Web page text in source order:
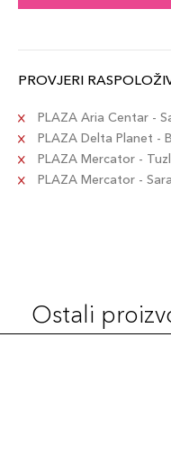
PROVJERI
PLAZA Aria Centar -
PLAZA Delta Planet -
PLAZA Mercator -
PLAZA Mercator -
Ostali